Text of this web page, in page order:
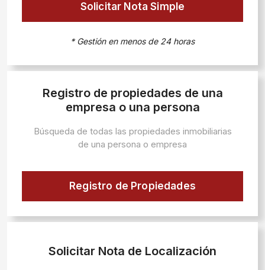
Solicitar Nota Simple
* Gestión en menos de 24 horas
Registro de propiedades de una
empresa o una persona
Búsqueda de todas las propiedades inmobiliarias
de una persona o empresa
Registro de Propiedades
Solicitar Nota de Localización